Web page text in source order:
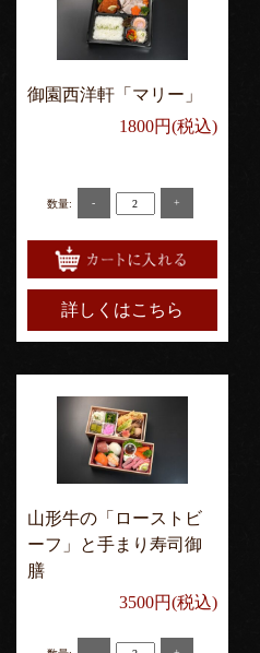
御園西洋軒「マリー」
1800円(税込)
数量: - +
詳しくはこちら
山形牛の「ローストビ
ーフ」と手まり寿司御
膳
3500円(税込)